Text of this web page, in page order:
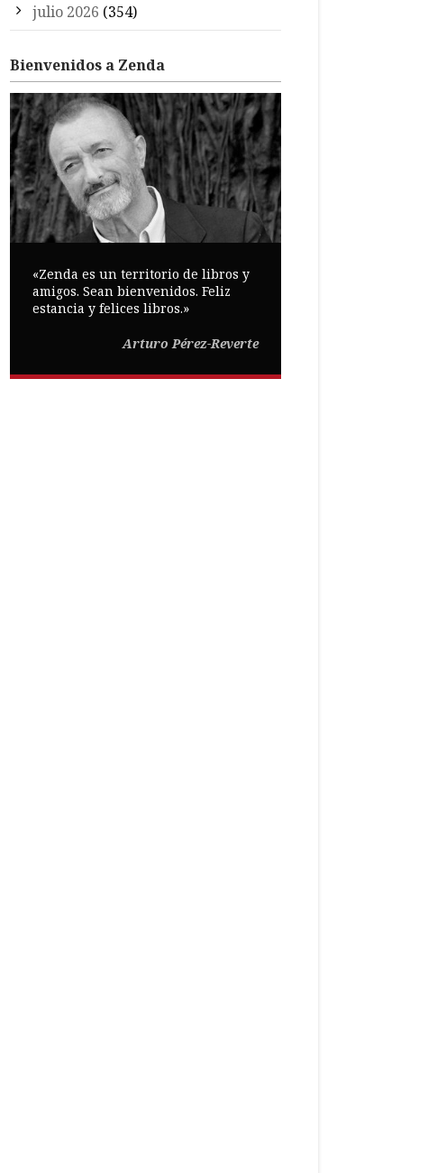
julio 2026 (354)
Bienvenidos a Zenda
«Zenda es un territorio de libros y
amigos. Sean bienvenidos. Feliz
estancia y felices libros.»
Arturo Pérez-Reverte